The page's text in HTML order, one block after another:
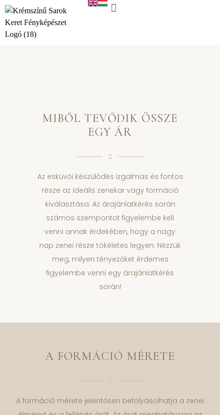
MIBŐL TEVŐDIK ÖSSZE
EGY ÁR
Az esküvői készülődés izgalmas és fontos
része az ideális zenekar vagy formáció
kiválasztása. Az árajánlatkérés során
számos szempontot figyelembe kell
venni annak érdekében, hogy a nagy
nap zenei része tökéletes legyen. Nézzük
meg, milyen tényezőket érdemes
figyelembe venni egy árajánlatkérés
során!
A FORMÁCIÓ MÉRETE
A formáció mérete jelentősen befolyásolhatja a zenei